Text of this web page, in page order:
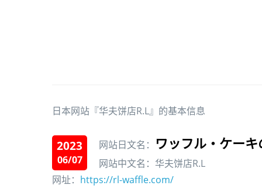
日本网站『华夫饼店R.L』的基本信息
2023
06/07
网站日文名： ワッフル・ケー
网站中文名：华夫饼店R.L
网址： https://rl-waffle.com/